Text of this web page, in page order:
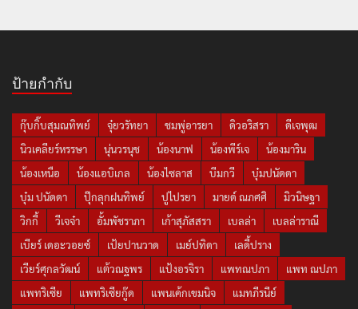
ป้ายกำกับ
กุ๊บกิ๊บสุมณทิพย์ จุ๋ยวรัทยา ชมพู่อารยา ดิวอริสรา
ดีเจพุฒ
นิวเคลียร์หรรษา
นุ่นวรนุช น้องนาฟ น้องพีร์เจ
น้องมาริน
น้องเหนือ
น้องแอบิเกล น้องไซลาส บีมกวี
บุ๋มปนัดดา
บุ๋ม ปนัดดา
ปุ๊กลุกฝนทิพย์ ปูไปรยา มายด์ ณภศศิ
มิวนิษฐา
วิกกี้
วีเจจ๋า อั้มพัชราภา เก้าสุภัสสรา เบลล่า
เบลล่าราณี
เบียร์ เดอะวอยซ์
เป้ยปานวาด เมย์ปทิดา
เลดี้ปราง
เวียร์ศุกลวัฒน์
แต้วณฐพร แป้งอรจิรา แพทณปภา
แพท ณปภา
แพทริเซีย
แพทริเซียกู๊ด แพนเค้กเขมนิจ
แมทภีรนีย์